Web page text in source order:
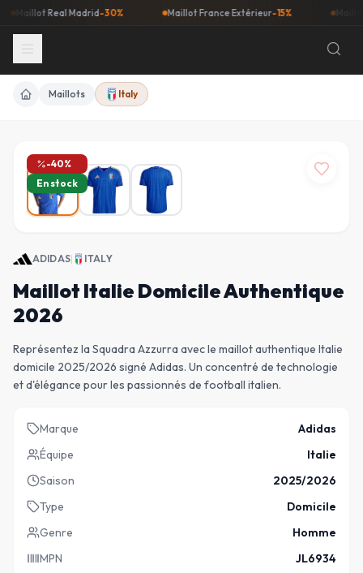
Real Madrid -30% Maillot France Extérieur-15% Maillot
Accueil
Maillots Italy
-40%
En stock
ADIDAS| ITALY
Maillot Italie Domicile Authentique
2026
Représentez la Squadra Azzurra avec le maillot authentique Italie
domicile 2025/2026 signé Adidas. Un concentré de technologie
et d'élégance pour les passionnés de football italien.
Marque
Adidas
Équipe
Italie
Saison
2025/2026
Type
Domicile
Genre
Homme
MPN
JL6934